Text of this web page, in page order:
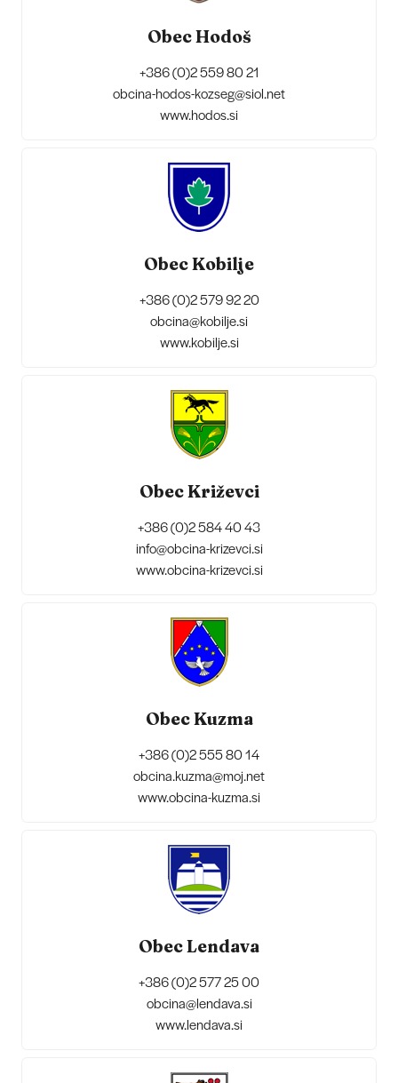
Obec Hodoš
+386 (0)2 559 80 21
obcina-hodos-kozseg@siol.net
www.hodos.si
Obec Kobilje
+386 (0)2 579 92 20
obcina@kobilje.si
www.kobilje.si
Obec Križevci
+386 (0)2 584 40 43
info@obcina-krizevci.si
www.obcina-krizevci.si
Obec Kuzma
+386 (0)2 555 80 14
obcina.kuzma@moj.net
www.obcina-kuzma.si
Obec Lendava
+386 (0)2 577 25 00
obcina@lendava.si
www.lendava.si